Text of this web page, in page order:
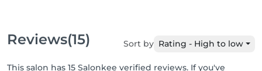
Reviews(15) Sort by Rating - High to low
This salon has 15 Salonkee verified reviews. If you've